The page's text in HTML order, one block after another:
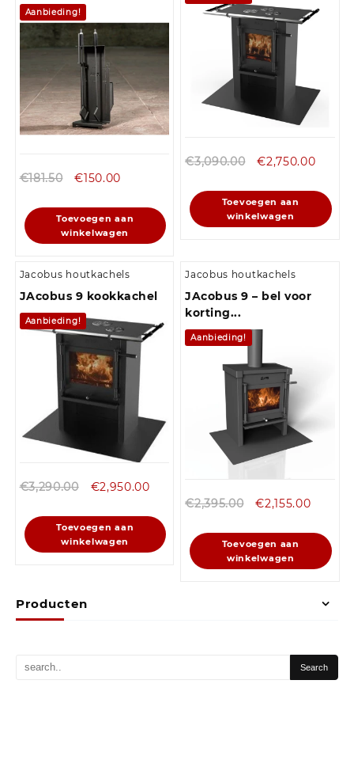
Producten
Aanbieding!
€181.50 €150.00
Toevoegen aan
winkelwagen
€3,090.00 €2,750.00
Toevoegen aan
winkelwagen
Jacobus houtkachels
JAcobus 9 kookkachel
Aanbieding!
€3,290.00 €2,950.00
Toevoegen aan
winkelwagen
Jacobus houtkachels
JAcobus 9 – bel voor
korting...
Aanbieding!
€2,395.00 €2,155.00
Toevoegen aan
winkelwagen